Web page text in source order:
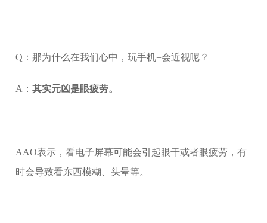
Q：那为什么在我们心中，玩手机=会近视呢？
A：其实元凶是眼疲劳。
AAO表示，看电子屏幕可能会引起眼干或者眼疲劳，有
时会导致看东西模糊、头晕等。